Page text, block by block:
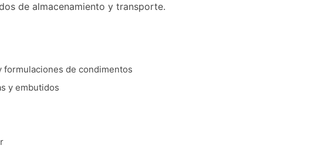
de almacenamiento y transporte.
de condimentos
y embutidos